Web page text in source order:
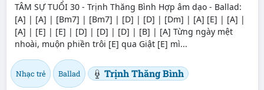
TÂM SỰ TUỔI 30 - Trịnh Thăng Bình Hợp âm dạo - Ballad:
[A] | [A] | [Bm7] | [Bm7] | [D] | [D] | [Dm] | [A] [E] | [A] |
[A] | [E] | [E] | [D] | [D] | [D] | [B] | [A] Từng ngày mệt
nhoài, muộn phiền trôi [E] qua Giật [E] mì...
Nhạc trẻ Ballad Trịnh Thăng Bình